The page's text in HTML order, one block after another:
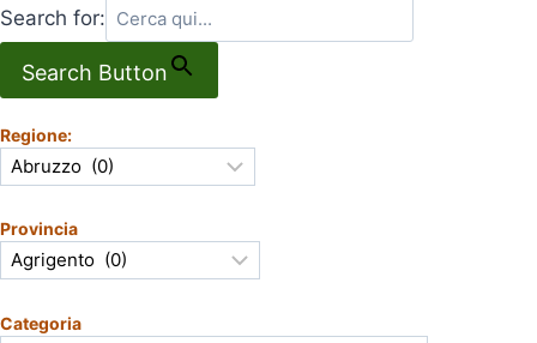
Search for:
Search Button
Regione:
Provincia
Categoria